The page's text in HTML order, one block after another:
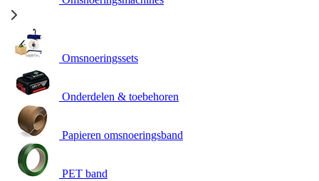
Omsnoeringssets
Onderdelen & toebehoren
Papieren omsnoeringsband
PET band